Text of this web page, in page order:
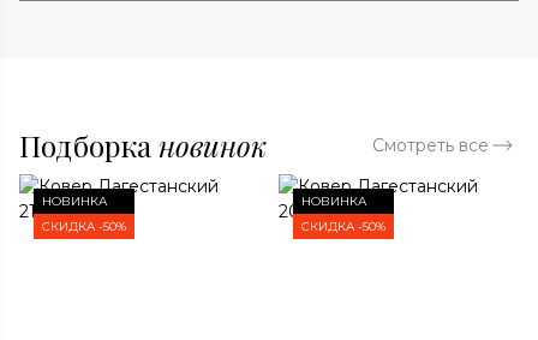
Подборка новинок Смотреть все
НОВИНКА
СКИДКА -50%
НОВИНКА
СКИДКА -50%